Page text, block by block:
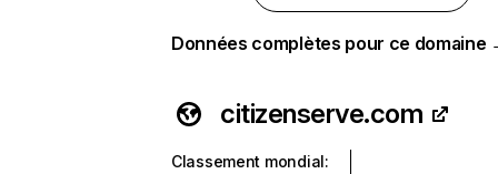
Données complètes pour ce domaine
citizenserve.com
Classement mondial: